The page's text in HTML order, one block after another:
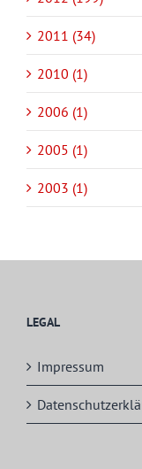
2011 (34)
2010 (1)
2006 (1)
2005 (1)
2003 (1)
LEGAL
Impressum